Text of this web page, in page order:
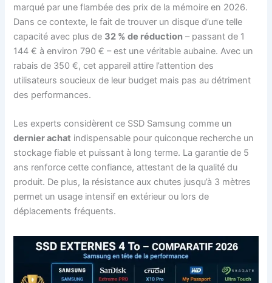
marqué par une flambée des prix de la mémoire en 2026.
Dans ce contexte, le fait de trouver un disque d’une telle
capacité avec plus de 32 % de réduction – passant de 1
144 € à environ 790 € – est une véritable aubaine. Avec un
rabais de 350 €, cet appareil attire l’attention des
utilisateurs soucieux de leur budget mais pas au détriment
des performances.
Les experts considèrent ce SSD Samsung comme un
dernier achat indispensable pour quiconque recherche un
stockage fiable et puissant à long terme. La garantie de 5
ans renforce cette confiance, attestant de la qualité du
produit. De plus, la résistance aux chutes jusqu’à 3 mètres
permet un usage intensif en extérieur ou lors de
déplacements fréquents.